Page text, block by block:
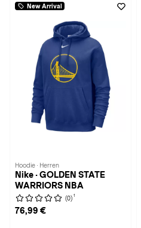
New Arrival
Hoodie · Herren
Nike · GOLDEN STATE
WARRIORS NBA
(0) 1
76,99 €